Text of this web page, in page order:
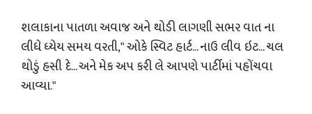
શલાકાના પાતળા અવાજ અને થોડી લાગણી સભર વાત ના
લીધે ધ્યેય સમય વરતી," ઓકે સ્વિટ હાર્ટ... નાઉ લીવ ઇટ... ચલ
થોડું હસી દે... અને મેક અપ કરી લે આપણે પાર્ટીમાં પહોંચવા
આવ્યા."